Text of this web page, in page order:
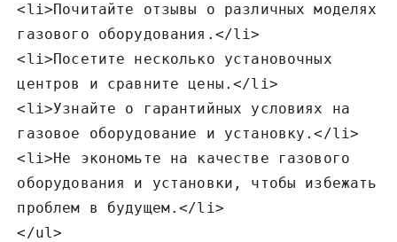
<li>Почитайте отзывы о различных моделях
газового оборудования.</li>
<li>Посетите несколько установочных
центров и сравните цены.</li>
<li>Узнайте о гарантийных условиях на
газовое оборудование и установку.</li>
<li>Не экономьте на качестве газового
оборудования и установки‚ чтобы избежать
проблем в будущем.</li>
</ul>